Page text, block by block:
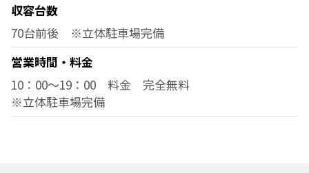
収容台数
70台前後 ※立体駐車場完備
営業時間・料金
10：00～19：00 料金 完全無料
※立体駐車場完備